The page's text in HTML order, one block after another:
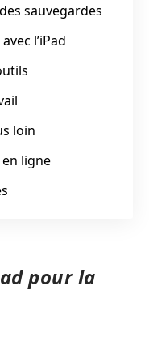
sauvegardes
l’iPad
loin
ligne
pour la